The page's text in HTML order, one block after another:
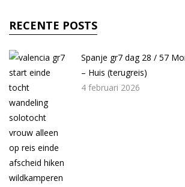
RECENTE POSTS
Spanje gr7 dag 28 / 57
– Huis (terugreis)
4 februari 2026